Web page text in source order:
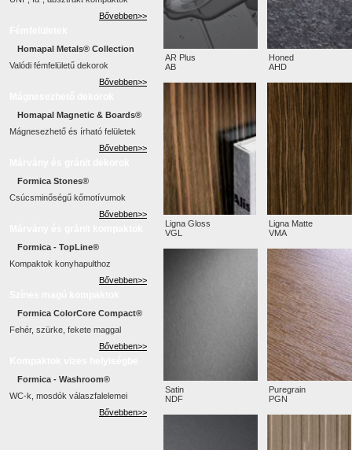
Bővebben>>
Homapal Metals® Collection
Valódi fémfelületű dekorok
Bővebben>>
Homapal Magnetic & Boards®
Mágnesezhető és írható felületek
Bővebben>>
Formica Stones®
Csúcsminőségű kőmotívumok
Bővebben>>
Formica - TopLine®
Kompaktok konyhapulthoz
Bővebben>>
Formica ColorCore Compact®
Fehér, szürke, fekete maggal
Bővebben>>
Formica - Washroom®
WC-k, mosdók válaszfalelemei
Bővebben>>
AR Plus
AB
Honed
AHD
Ligna Gloss
VGL
Ligna Matte
VMA
Satin
NDF
Puregrain
PGN